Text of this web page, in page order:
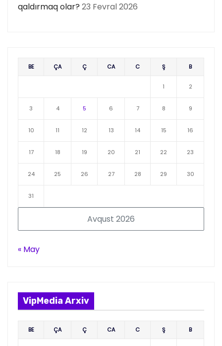
qaldırmaq olar? 23 Fevral 2026
Avqust 2026
BE ÇA Ç CA C Ş B
1 2
3 4 5 6 7 8 9
10 11 12 13 14 15 16
17 18 19 20 21 22 23
24 25 26 27 28 29 30
31
« May
VipMedia Arxiv
BE ÇA Ç CA C Ş B